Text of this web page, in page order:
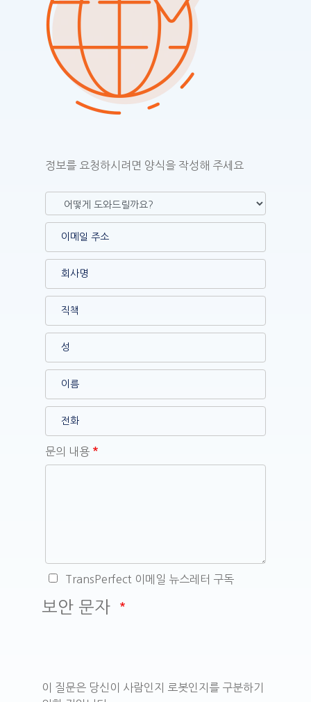
정보를 요청하시려면 양식을 작성해 주세요
문의 내용
TransPerfect 이메일 뉴스레터 구독
보안 문자
이 질문은 당신이 사람인지 로봇인지를 구분하기